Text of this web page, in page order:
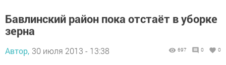
Бавлинский район пока отстаёт в уборке
зерна
Автор, 30 июля 2013 - 13:38 697 0 0